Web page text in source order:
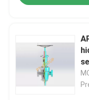
Productos
Sobre nosotros